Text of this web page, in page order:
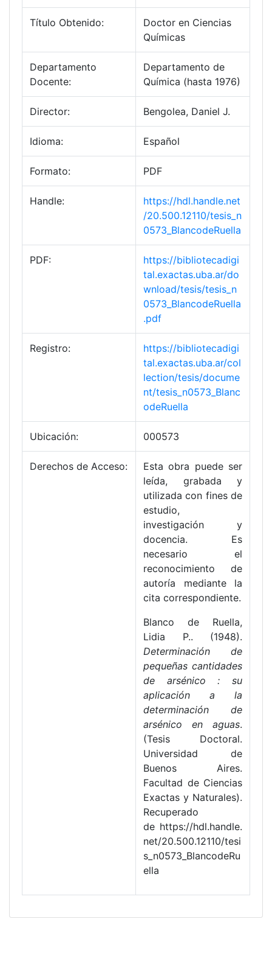
Título Obtenido:
Doctor en Ciencias
Químicas
Departamento
Docente:
Departamento de
Química (hasta 1976)
Director: Bengolea, Daniel J.
Idioma: Español
Formato: PDF
Handle:
https://hdl.handle.net
/20.500.12110/tesis_n
0573_BlancodeRuella
PDF:
https://bibliotecadigi
tal.exactas.uba.ar/do
wnload/tesis/tesis_n
0573_BlancodeRuella
.pdf
Registro:
https://bibliotecadigi
tal.exactas.uba.ar/col
lection/tesis/docume
nt/tesis_n0573_Blanc
odeRuella
Ubicación: 000573
Derechos de Acceso:
Esta obra puede ser
leída, grabada y
utilizada con fines de
estudio,
investigación y
docencia. Es
necesario el
reconocimiento de
autoría mediante la
cita correspondiente.
Blanco de Ruella,
Lidia P.. (1948).
Determinación de
pequeñas cantidades
de arsénico : su
aplicación a la
determinación de
arsénico en aguas.
(Tesis Doctoral.
Universidad de
Buenos Aires.
Facultad de Ciencias
Exactas y Naturales).
Recuperado
de https://hdl.handle.
net/20.500.12110/tesi
s_n0573_BlancodeRu
ella